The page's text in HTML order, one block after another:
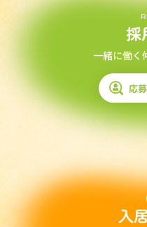
採
一緒に働く
応
入